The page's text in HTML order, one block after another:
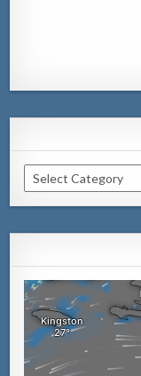
Categorianan